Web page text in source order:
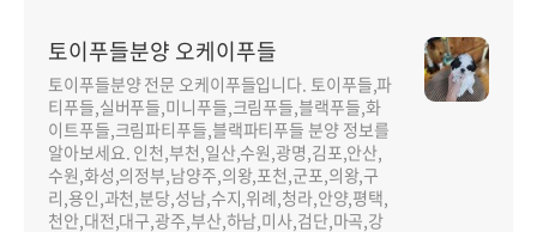
토이푸들분양 오케이푸들
토이푸들분양 전문 오케이푸들입니다. 토이푸들,파
티푸들,실버푸들,미니푸들,크림푸들,블랙푸들,화
이트푸들,크림파티푸들,블랙파티푸들 분양 정보를
알아보세요. 인천,부천,일산,수원,광명,김포,안산,
수원,화성,의정부,남양주,의왕,포천,군포,의왕,구
리,용인,과천,분당,성남,수지,위례,청라,안양,평택,
천안,대전,대구,광주,부산,하남,미사,검단,마곡,강